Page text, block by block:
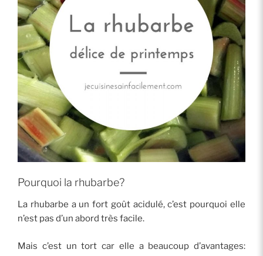
Pourquoi la rhubarbe?
La rhubarbe a un fort goût acidulé, c’est pourquoi elle
n’est pas d’un abord très facile.
Mais c’est un tort car elle a beaucoup d’avantages: